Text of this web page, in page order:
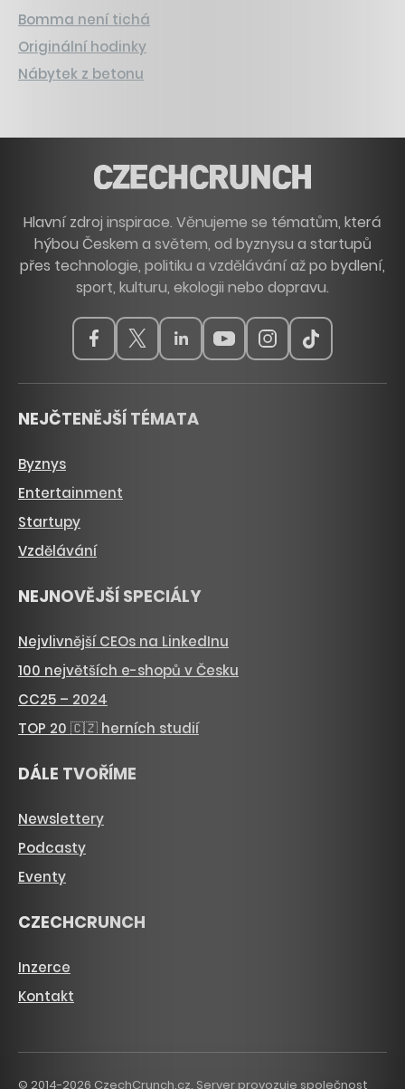
Bomma není tichá
Originální hodinky
Nábytek z betonu
Hlavní zdroj inspirace. Věnujeme se tématům, která
hýbou Českem a světem, od byznysu a startupů
přes technologie, politiku a vzdělávání až po bydlení,
sport, kulturu, ekologii nebo dopravu.
NEJČTENĚJŠÍ TÉMATA
Byznys
Entertainment
Startupy
Vzdělávání
NEJNOVĚJŠÍ SPECIÁLY
Nejvlivnější CEOs na LinkedInu
100 největších e-shopů v Česku
CC25 – 2024
TOP 20 🇨🇿 herních studií
DÁLE TVOŘÍME
Newslettery
Podcasty
Eventy
CZECHCRUNCH
Inzerce
Kontakt
© 2014-2026 CzechCrunch.cz. Server provozuje společnost